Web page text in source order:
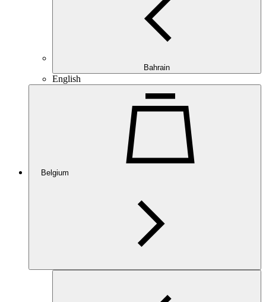
Bahrain
English
Belgium